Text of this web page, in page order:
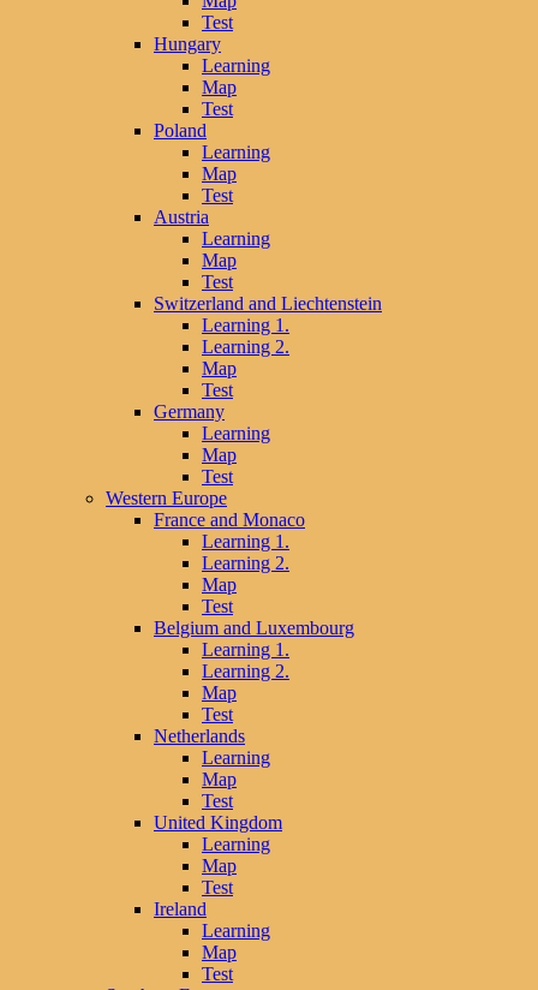
Test
Hungary
Learning
Map
Test
Poland
Learning
Map
Test
Austria
Learning
Map
Test
Switzerland and Liechtenstein
Learning 1.
Learning 2.
Map
Test
Germany
Learning
Map
Test
Western Europe
France and Monaco
Learning 1.
Learning 2.
Map
Test
Belgium and Luxembourg
Learning 1.
Learning 2.
Map
Test
Netherlands
Learning
Map
Test
United Kingdom
Learning
Map
Test
Ireland
Learning
Map
Test